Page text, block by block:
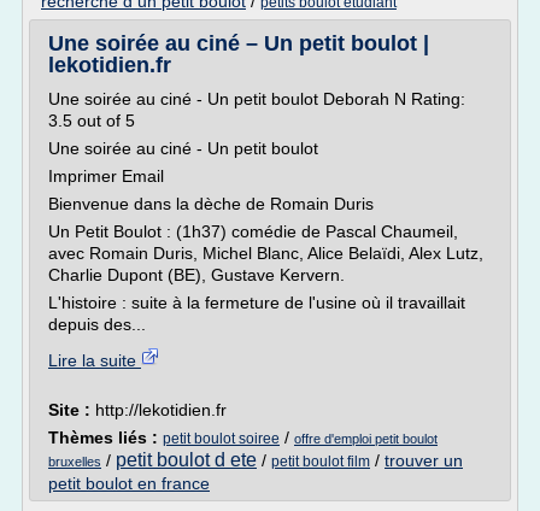
Une soirée au ciné – Un petit boulot |
lekotidien.fr
Une soirée au ciné - Un petit boulot Deborah N Rating:
3.5 out of 5
Une soirée au ciné - Un petit boulot
Imprimer Email
Bienvenue dans la dèche de Romain Duris
Un Petit Boulot : (1h37) comédie de Pascal Chaumeil,
avec Romain Duris, Michel Blanc, Alice Belaïdi, Alex Lutz,
Charlie Dupont (BE), Gustave Kervern.
L'histoire : suite à la fermeture de l'usine où il travaillait
depuis des...
Lire la suite
Site : http://lekotidien.fr
Thèmes liés : petit boulot soiree / offre d'emploi petit boulot
bruxelles / petit boulot d ete / petit boulot film / trouver un
petit boulot en france